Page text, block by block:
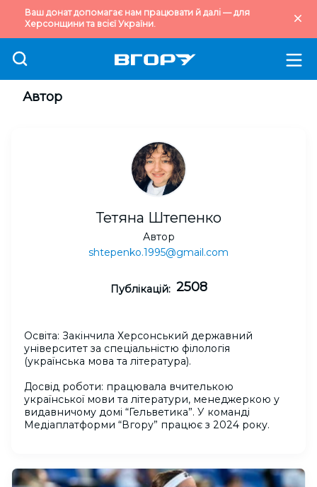
Ваш донат допомагає нам працювати й далі — для
Херсонщини та всієї України.
Автор
Тетяна Штепенко
Автор
shtepenko.1995@gmail.com
Публікацій: 2508
Освіта: Закінчила Херсонський державний
університет за спеціальністю філологія
(українська мова та література).
Досвід роботи: працювала вчителькою
української мови та літератури, менеджеркою у
видавничому домі “Гельветика”. У команді
Медіаплатформи “Вгору” працює з 2024 року.